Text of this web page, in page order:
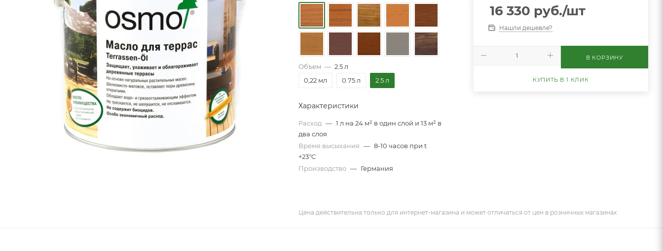
Объем — 2.5 л
0,22 мл
0.75 л 2.5 л
Характеристики
Расход — 1 л на 24 м² в один слой и 13 м² в
два слоя
Время высыхания — 8-10 часов при t
+23°С
Производство — Германия
16 330 руб./шт
Нашли дешевле?
В КОРЗИНУ
КУПИТЬ В 1 КЛИК
Цена действительна только для интернет-магазина и может отличаться от цен в розничных магазинах